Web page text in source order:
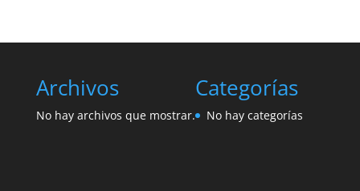
Archivos
No hay archivos que mostrar.
Categorías
No hay categorías